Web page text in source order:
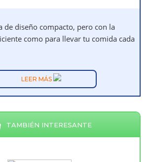
de diseño compacto, pero con la
como para llevar tu comida cada
LEER MÁS
TAMBIÉN INTERESANTE